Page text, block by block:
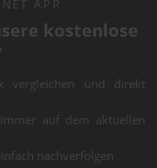
APP
kostenlose
vergleichen und direkt
auf dem aktuellen
nachverfolgen